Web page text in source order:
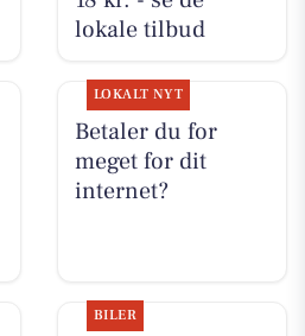
lokale tilbud
LOKALT NYT
Betaler du for
meget for dit
internet?
BILER